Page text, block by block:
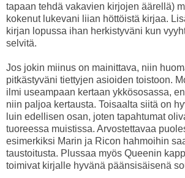
tapaan tehdä vakavien kirjojen äärellä)
kokenut lukevani liian höttöistä kirjaa.
kirjan lopussa ihan herkistyväni kun
selvitä.
Jos jokin miinus on mainittava, niin
pitkästyväni tiettyjen asioiden toistoon.
ilmi useampaan kertaan ykkösosassa,
niin paljoa kertausta. Toisaalta siitä on
luin edellisen osan, joten tapahtumat
tuoreessa muistissa. Arvostettavaa
esimerkiksi Marin ja Ricon hahmoihin
taustoitusta. Plussaa myös Queenin
toimivat kirjalle hyvänä päänsisäisenä